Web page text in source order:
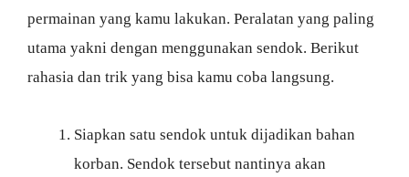
permainan yang kamu lakukan. Peralatan yang paling
utama yakni dengan menggunakan sendok. Berikut
rahasia dan trik yang bisa kamu coba langsung.
Siapkan satu sendok untuk dijadikan bahan
korban. Sendok tersebut nantinya akan